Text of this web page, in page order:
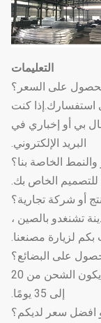
التعليمات
على استفسارك.إذا كنت
بي أو إخباري في
البريد الإلكتروني.
للتصميم الخاص بك.
تشنغدو بالصين ،
بكم لزيارة مصنعنا.
وقت الإنتاج في غضون 15 يومًا ، وعادة ما يكون الشحن من 20
إلى 35 يومًا.